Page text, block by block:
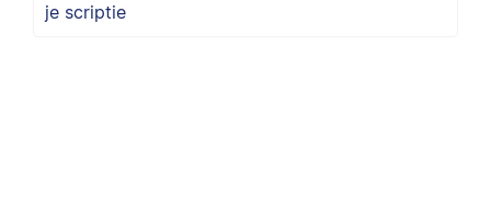
je scriptie